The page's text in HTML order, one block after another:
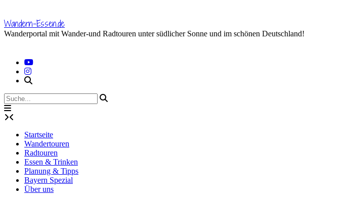
content
Wandern-Essen.de
Wanderportal mit Wander-und Radtouren unter südlicher Sonne und im schönen Deutschland!
Startseite
Wandertouren
Radtouren
Essen & Trinken
Planung & Tipps
Bayern Spezial
Über uns